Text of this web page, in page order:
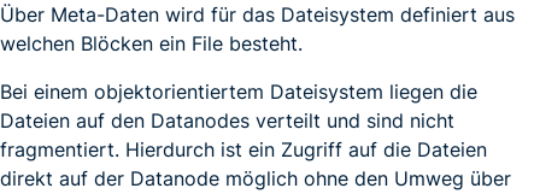
Über Meta-Daten wird für das Dateisystem definiert aus
welchen Blöcken ein File besteht.
Bei einem objektorientiertem Dateisystem liegen die
Dateien auf den Datanodes verteilt und sind nicht
fragmentiert. Hierdurch ist ein Zugriff auf die Dateien
direkt auf der Datanode möglich ohne den Umweg über